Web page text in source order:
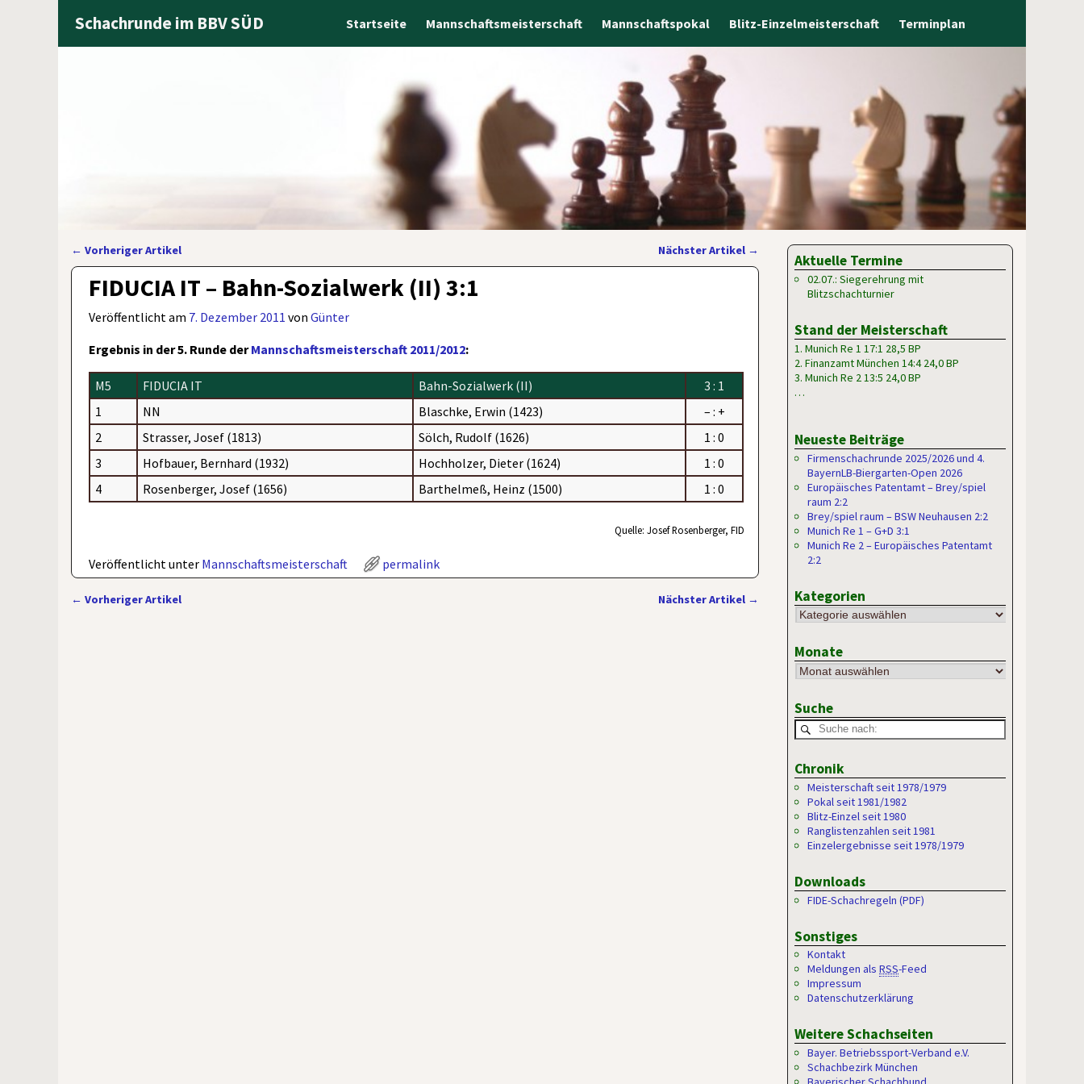
Schachrunde im BBV SÜD Startseite Mannschaftsmeisterschaft Mannschaftspokal Blitz-Einzelmeisterschaft Terminplan
Artikelnavigation
← Vorheriger Artikel Nächster Artikel →
FIDUCIA IT – Bahn-Sozialwerk (II) 3:1
Veröffentlicht am 7. Dezember 2011 vonGünter
Ergebnis in der 5. Runde derMannschaftsmeisterschaft 2011/2012:
M5 FIDUCIA IT Bahn-Sozialwerk (II)
3 : 1
1
NN Blaschke, Erwin (1423)
– : +
2
Strasser, Josef (1813) Sölch, Rudolf (1626)
1 : 0
3
Hofbauer, Bernhard (1932) Hochholzer, Dieter (1624)
1 : 0
4
Rosenberger, Josef (1656) Barthelmeß, Heinz (1500) 1 : 0
Quelle: Josef Rosenberger, FID
Veröffentlicht unter Mannschaftsmeisterschaft permalink
← Vorheriger Artikel Nächster Artikel →
Aktuelle Termine
02.07.: Siegerehrung mit
Blitzschachturnier
Stand der Meisterschaft
1. Munich Re 1 17:1 28,5 BP
2. Finanzamt München 14:4 24,0 BP
3. Munich Re 2 13:5 24,0 BP
…
Neueste Beiträge
Firmenschachrunde 2025/2026 und 4.
BayernLB-Biergarten-Open 2026
Europäisches Patentamt – Brey/spiel
raum 2:2
Brey/spiel raum – BSW Neuhausen 2:2
Munich Re 1 – G+D 3:1
Munich Re 2 – Europäisches Patentamt
2:2
Kategorien
Monate
Suche
Chronik
Meisterschaft seit 1978/1979
Pokal seit 1981/1982
Blitz-Einzel seit 1980
Ranglistenzahlen seit 1981
Einzelergebnisse seit 1978/1979
Downloads
FIDE-Schachregeln (PDF)
Sonstiges
Kontakt
Meldungen alsRSS-Feed
Impressum
Datenschutzerklärung
Weitere Schachseiten
Bayer. Betriebssport-Verband e.V.
Schachbezirk München